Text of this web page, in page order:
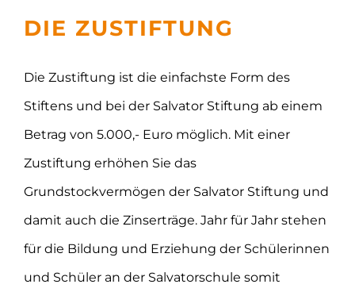
DIE ZUSTIFTUNG
Die Zustiftung ist die einfachste Form des
Stiftens und bei der Salvator Stiftung ab einem
Betrag von 5.000,- Euro möglich. Mit einer
Zustiftung erhöhen Sie das
Grundstockvermögen der Salvator Stiftung und
damit auch die Zinserträge. Jahr für Jahr stehen
für die Bildung und Erziehung der Schülerinnen
und Schüler an der Salvatorschule somit